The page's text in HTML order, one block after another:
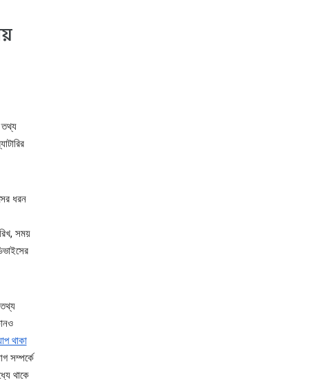
তথ্য
ধরন
সময়
থাকা
সম্পর্কে
থাকে